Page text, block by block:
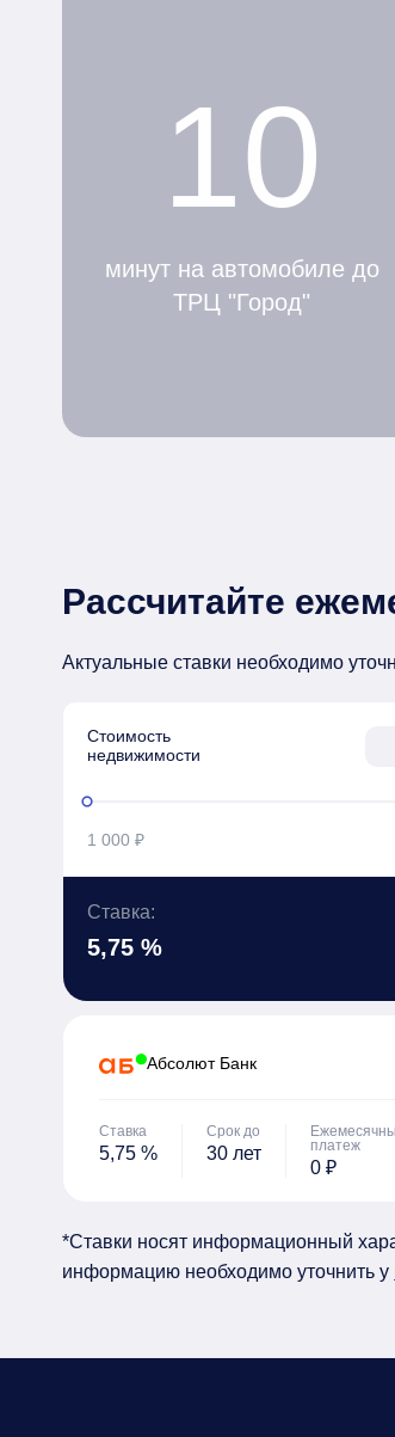
10
минут на автомобиле до
ТРЦ "Город"
Рассчитайте
Актуальные ставки необходимо
Стоимость
недвижимости
1 000 ₽
Ставка:
5,75 %
Абсолют Банк
Ставка
5,75 %
Срок до
30 лет
платеж
0 ₽
*Ставки носят информационный
информацию необходимо уточнить у